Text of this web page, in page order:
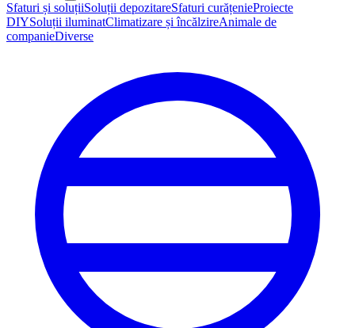
Sfaturi și soluțiiSoluții depozitareSfaturi curățenieProiecte
DIYSoluții iluminatClimatizare și încălzireAnimale de
companieDiverse